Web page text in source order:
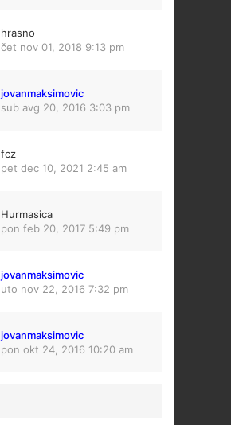
hrasno
čet nov 01, 2018 9:13 pm
jovanmaksimovic
sub avg 20, 2016 3:03 pm
fcz
pet dec 10, 2021 2:45 am
Hurmasica
pon feb 20, 2017 5:49 pm
jovanmaksimovic
uto nov 22, 2016 7:32 pm
jovanmaksimovic
pon okt 24, 2016 10:20 am